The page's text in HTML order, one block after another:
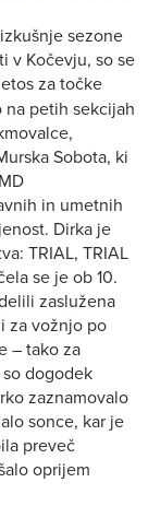
sezone
v Kočevju, so se
za točke
petih sekcijah
Sobota, ki
in umetnih
Dirka je
TRIAL, TRIAL
se je ob 10.
zaslužena
za vožnjo po
– tako za
dogodek
zaznamovalo
sonce, kar je
preveč
oprijem